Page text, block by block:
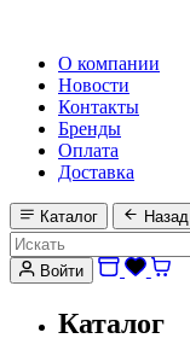
О компании
Новости
Контакты
Бренды
Оплата
Доставка
Каталог Назад
Войти
Каталог